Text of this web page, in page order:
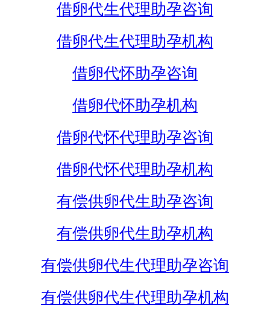
借卵代生代理助孕咨询
借卵代生代理助孕机构
借卵代怀助孕咨询
借卵代怀助孕机构
借卵代怀代理助孕咨询
借卵代怀代理助孕机构
有偿供卵代生助孕咨询
有偿供卵代生助孕机构
有偿供卵代生代理助孕咨询
有偿供卵代生代理助孕机构